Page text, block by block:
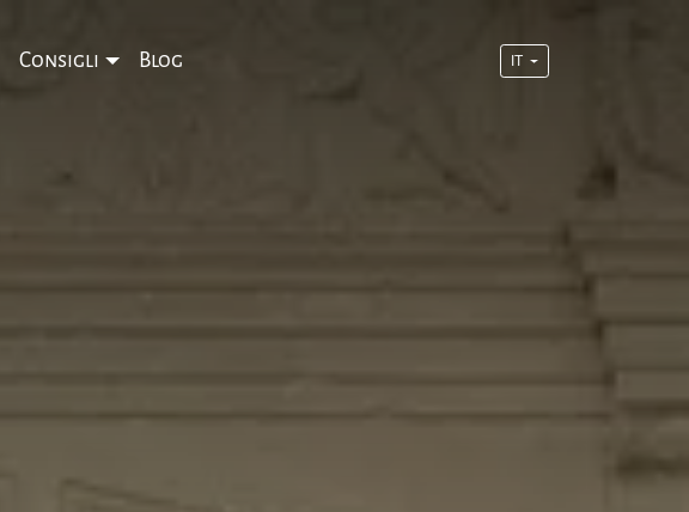
Consigli Blog IT